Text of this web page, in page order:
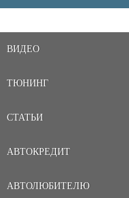
ВИДЕО
ТЮНИНГ
СТАТЬИ
АВТОКРЕДИТ
АВТОЛЮБИТЕЛЮ